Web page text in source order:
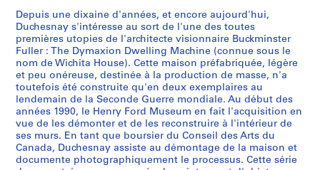
c
a
1
8
8
4
-
1
9
9
Depuis une dixaine d'années, et encore aujourd'hui,
Duchesnay s'intéresse au sort de l'une des toutes
premières utopies de l'architecte visionnaire Buckminster
Fuller : The Dymaxion Dwelling Machine (connue sous le
nom de Wichita House). Cette maison préfabriquée, légère
et peu onéreuse, destinée à la production de masse, n'a
toutefois été construite qu'en deux exemplaires au
lendemain de la Seconde Guerre mondiale. Au début des
années 1990, le Henry Ford Museum en fait l'acquisition en
vue de les démonter et de les reconstruire à l'intérieur de
ses murs. En tant que boursier du Conseil des Arts du
Canada, Duchesnay assiste au démontage de la maison et
documente photographiquement le processus. Cette série